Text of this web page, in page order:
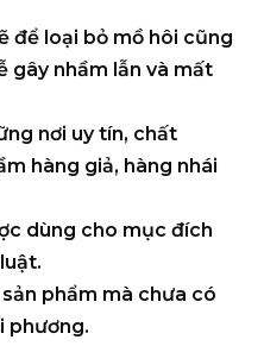
để loại bỏ mồ hôi cũng
gây nhầm lẫn và mất
nơi uy tín, chất
hàng giả, hàng nhái
dùng cho mục đích
phẩm mà chưa có
phương.